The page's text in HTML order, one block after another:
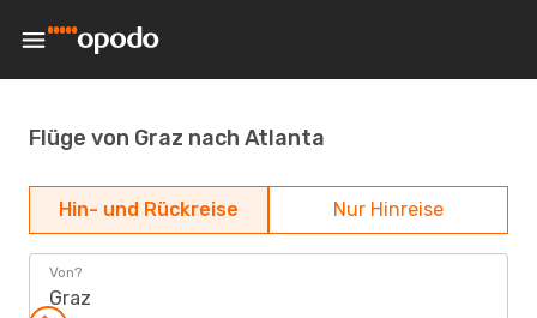
Flüge von Graz nach Atlanta
Hin- und Rückreise Nur Hinreise
Von?
Graz